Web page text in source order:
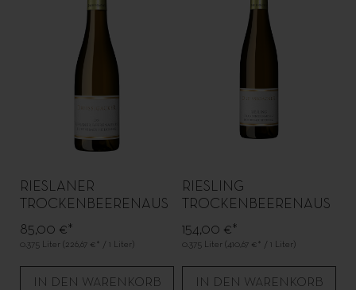
RIESLANER
TROCKENBEERENAUS
LESE BECHTHEIM
HEILIG-KREUZ
85,00 €*
0.375 Liter (226,67 €* / 1 Liter)
IN DEN WARENKORB
RIESLING
TROCKENBEERENAUS
LESE BECHTHEIMER
GEYERSBERG
154,00 €*
0.375 Liter (410,67 €* / 1 Liter)
IN DEN WARENKORB